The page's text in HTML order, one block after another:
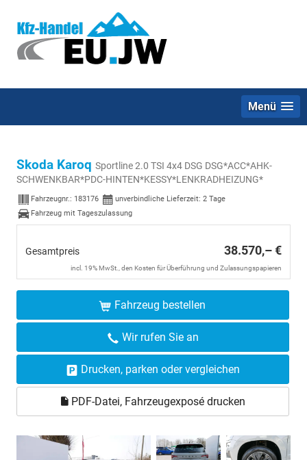
Menü
Skoda Karoq Sportline 2.0 TSI 4x4 DSG DSG*ACC*AHK-
SCHWENKBAR*PDC-HINTEN*KESSY*LENKRADHEIZUNG*
Fahrzeugnr.: 183176 unverbindliche Lieferzeit: 2 Tage
Fahrzeug mit Tageszulassung
Gesamtpreis 38.570,– €
incl. 19% MwSt., den Kosten für Überführung und Zulassungspapieren
Fahrzeug bestellen
Wir rufen Sie an
Drucken, parken oder vergleichen
PDF-Datei, Fahrzeugexposé drucken